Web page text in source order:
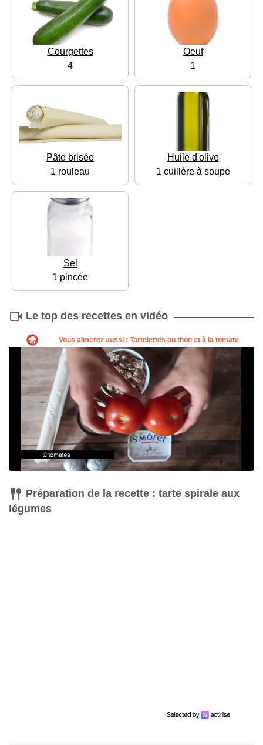
Courgettes
4
Oeuf
1
Pâte brisée
1 rouleau
Huile d'olive
1 cuillère à soupe
Sel
1 pincée
Le top des recettes en vidéo
Préparation de la recette : tarte spirale aux
légumes